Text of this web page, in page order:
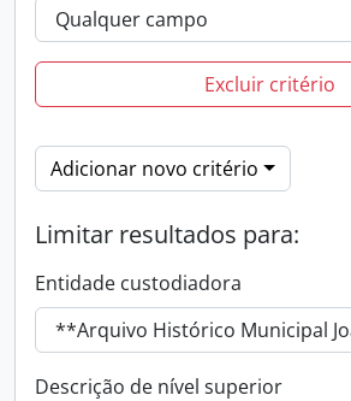
Excluir critério
Adicionar novo critério
Limitar resultados para:
Entidade custodiadora
Descrição de nível superior